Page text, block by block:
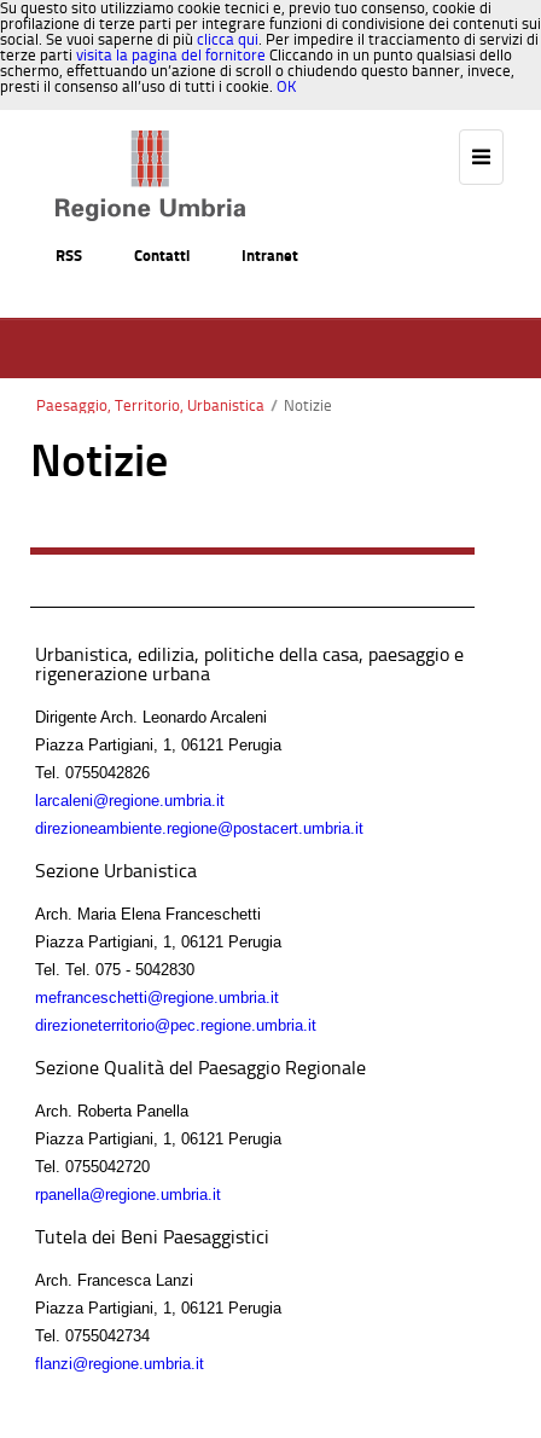
Su questo sito utilizziamo cookie tecnici e, previo tuo consenso, cookie di
profilazione di terze parti per integrare funzioni di condivisione dei contenuti sui
social. Se vuoi saperne di più clicca qui. Per impedire il tracciamento di servizi di
terze parti visita la pagina del fornitore Cliccando in un punto qualsiasi dello
schermo, effettuando un’azione di scroll o chiudendo questo banner, invece,
presti il consenso all’uso di tutti i cookie. OK
RSS Contatti Intranet
Paesaggio, Territorio, Urbanistica / Notizie
Notizie
Urbanistica, edilizia, politiche della casa, paesaggio e
rigenerazione urbana
Dirigente Arch. Leonardo Arcaleni
Piazza Partigiani, 1, 06121 Perugia
Tel.
0755042826
larcaleni@regione.umbria.it
direzioneambiente.regione@postacert.umbria.it
Sezione Urbanistica
Arch. Maria Elena Franceschetti
Piazza Partigiani, 1, 06121 Perugia
Tel.
Tel. 075 - 5042830
mefranceschetti@regione.umbria.it
direzioneterritorio@pec.regione.umbria.it
Sezione Qualità del Paesaggio Regionale
Arch. Roberta Panella
Piazza Partigiani, 1, 06121 Perugia
Tel.
0755042720
rpanella@regione.umbria.it
Tutela dei Beni Paesaggistici
Arch. Francesca Lanzi
Piazza Partigiani, 1, 06121 Perugia
Tel.
0755042734
flanzi@regione.umbria.it